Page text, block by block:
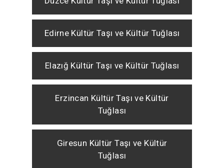
Edirne Kültür Taşı ve Kültür Tuğlası
Elazığ Kültür Taşı ve Kültür Tuğlası
Erzincan Kültür Taşı ve Kültür
Tuğlası
Giresun Kültür Taşı ve Kültür
Tuğlası